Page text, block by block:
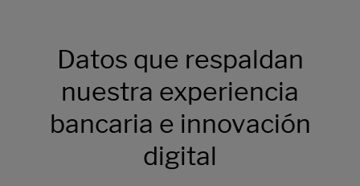
Datos que respaldan
nuestra experiencia
bancaria e innovación
digital